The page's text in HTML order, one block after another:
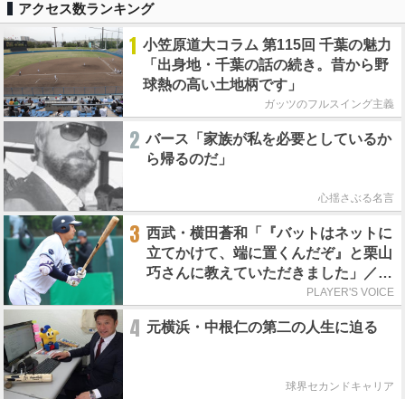
アクセス数ランキング
1 小笠原道大コラム 第115回 千葉の魅力
「出身地・千葉の話の続き。昔から野
球熱の高い土地柄です」
ガッツのフルスイング主義
2 バース「家族が私を必要としているか
ら帰るのだ」
心揺さぶる名言
3 西武・横田蒼和「『バットはネットに
立てかけて、端に置くんだぞ』と栗山
巧さんに教えていただきました」／憧
PLAYER'S VOICE
4 元横浜・中根仁の第二の人生に迫る
球界セカンドキャリア